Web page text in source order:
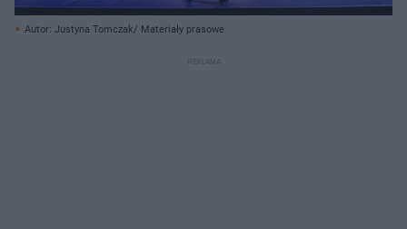
Autor: Justyna Tomczak/ Materiały prasowe